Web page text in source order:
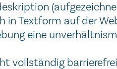
Textform auf der
eine
vollständig